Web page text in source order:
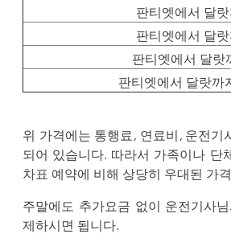
판티엣에서 달
판티엣에서 달
판티엣에서 달랏
판티엣에서 달랏까
위 가격에는 통행료, 연료비, 운전기
되어 있습니다. 따라서 가족이나 단
차표 예약에 비해 상당히 우대된 가
주말에도 추가요금 없이 운전기사
제하시면 됩니다.